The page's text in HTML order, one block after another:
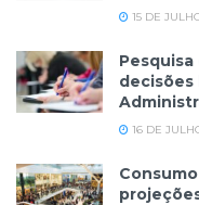
15 DE
decisões
16 DE